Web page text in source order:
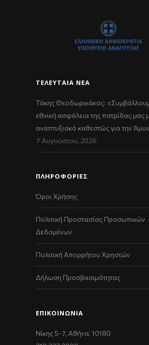
ΤΕΛΕΥΤΑΊΑ ΝΈΑ
Τάκης Θεοδωρικάκος:
εθνική ασφάλεια της πατρίδας μας
αναπτυξιακό καθεστώς για την
7 Αυγούστου, 2026
ΠΛΗΡΟΦΟΡΙΕΣ
Όροι Χρήσης
Πολιτική Προστασίας Προσωπικών
Δεδομένων
Πολιτική Απορρήτου Χρηστών
Δήλωση Προσβασιμότητας
ΕΠΙΚΟΙΝΩΝΊΑ
Νίκης 5-7, Αθήνα, 10180